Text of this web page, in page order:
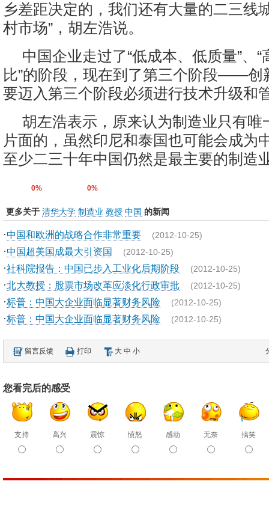
乡差距决定的，我们还有大量的二三线
村市场”，胡左浩说。
中国企业走过了“低成本、低质量”、
比”的阶段，现在到了第三个阶段——创
要迈入第三个阶段必须进行技术升级和
胡左浩表示，原来认为制造业只有唯
片面的，虽然印尼和泰国也可能会成为
至少二三十年中国仍然是最主要的制造
0% 0%
更多关于 清华大学 制造业 教授 中国 的新闻
·中国和欧洲的战略合作非常重要 (2012-10-25)
·中国超美国成最大引资国 (2012-10-25)
·社科院报告：中国已步入工业化后期阶段 (2012-10-25)
·北大教授：股票市场改革应淡化行政审批 (2012-10-25)
·标普：中国大企业面临显著财务风险 (2012-10-25)
·标普：中国大企业面临显著财务风险 (2012-10-25)
留言反馈 打印 大 中 小
您看完后的感受
支持 高兴 震惊 愤怒 感动 无奈 搞笑